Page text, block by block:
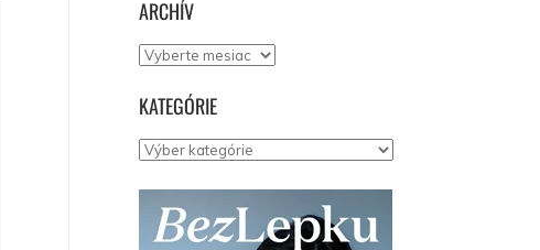
ARCHÍV
Archív
KATEGÓRIE
Kategórie